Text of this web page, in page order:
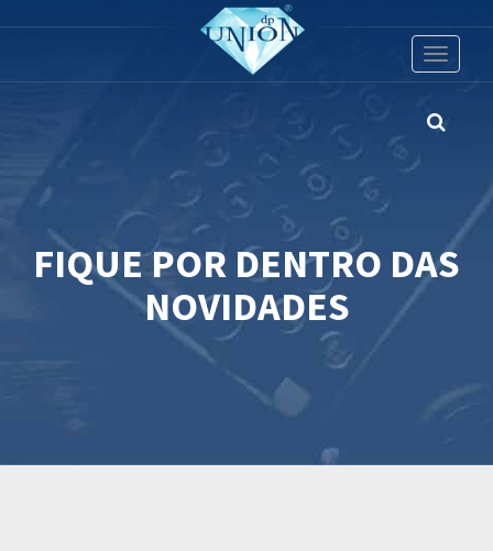
Toggle
FIQUE POR DENTRO DAS
NOVIDADES